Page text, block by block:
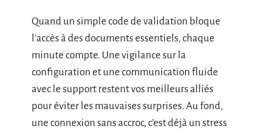
Quand un simple code de validation bloque
l’accès à des documents essentiels, chaque
minute compte. Une vigilance sur la
configuration et une communication fluide
avec le support restent vos meilleurs alliés
pour éviter les mauvaises surprises. Au fond,
une connexion sans accroc, c’est déjà un stress